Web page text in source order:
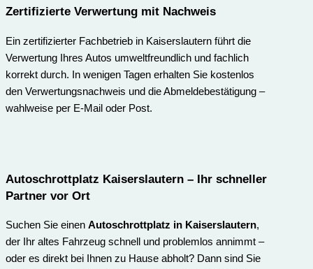
Zertifizierte Verwertung mit Nachweis
Ein zertifizierter Fachbetrieb in Kaiserslautern führt die
Verwertung Ihres Autos umweltfreundlich und fachlich
korrekt durch. In wenigen Tagen erhalten Sie kostenlos
den Verwertungsnachweis und die Abmeldebestätigung –
wahlweise per E-Mail oder Post.
Autoschrottplatz Kaiserslautern – Ihr schneller
Partner vor Ort
Suchen Sie einen Autoschrottplatz in Kaiserslautern,
der Ihr altes Fahrzeug schnell und problemlos annimmt –
oder es direkt bei Ihnen zu Hause abholt? Dann sind Sie